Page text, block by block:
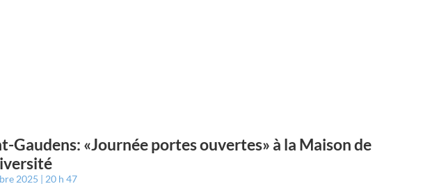
Gaudens: «Journée portes ouvertes» à la Maison de
2025 20 h 47